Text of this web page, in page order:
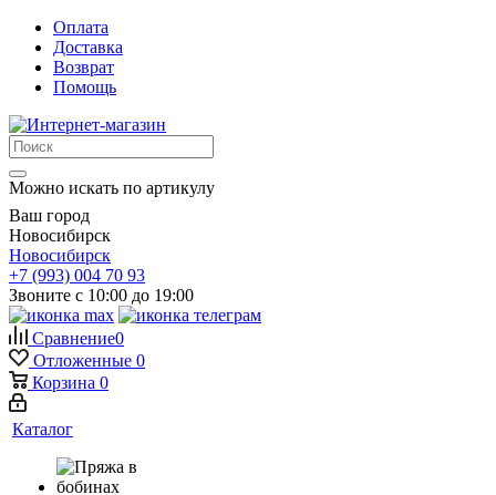
Оплата
Доставка
Возврат
Помощь
Можно искать по артикулу
Ваш город
Новосибирск
Новосибирск
+7 (993) 004 70 93
Звоните с 10:00 до 19:00
Сравнение0
Отложенные 0
Корзина 0
Каталог